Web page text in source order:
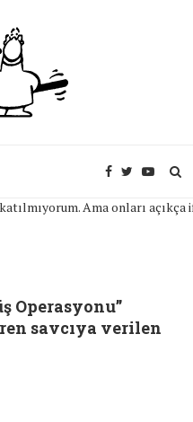
Ama onları açıkça
Operasyonu”
savcıya verilen